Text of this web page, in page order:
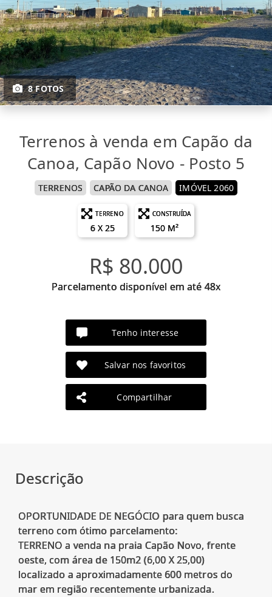
8 FOTOS
Terrenos à venda em Capão da
Canoa, Capão Novo - Posto 5
TERRENOS CAPÃO DA CANOA IMÓVEL 2060
TERRENO
6 X 25
CONSTRUÍDA
150 M²
R$ 80.000
Parcelamento disponível em até 48x
Tenho interesse
Salvar nos favoritos
Compartilhar
Descrição
OPORTUNIDADE DE NEGÓCIO para quem busca
terreno com ótimo parcelamento:
TERRENO a venda na praia Capão Novo, frente
oeste, com área de 150m2 (6,00 X 25,00)
localizado a aproximadamente 600 metros do
mar em região recentemente urbanizada.